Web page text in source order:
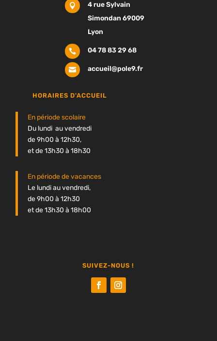

4 rue Sylvain
Simondan 69009
Lyon
 04 78 83 29 68
 accueil@pole9.fr
HORAIRES D'ACCUEIL
En période scolaire
Du lundi au vendredi
de 9h00 à 12h30,
et de 13h30 à 18h30
En période de vacances
Le lundi au vendredi,
de 9h00 à 12h30
et de 13h30 à 18h00
SUIVEZ-NOUS !